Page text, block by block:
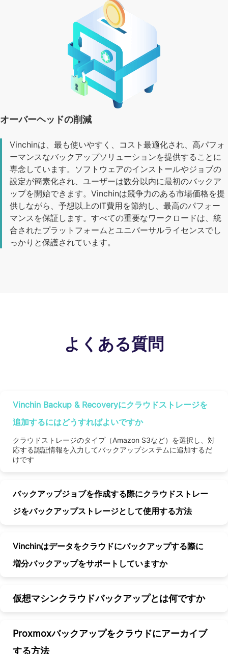
オーバーヘッドの削減
Vinchinは、最も使いやすく、コスト最適化され、高パフォ
ーマンスなバックアップソリューションを提供することに
専念しています。ソフトウェアのインストールやジョブの
設定が簡素化され、ユーザーは数分以内に最初のバックア
ップを開始できます。Vinchinは競争力のある市場価格を提
供しながら、予想以上のIT費用を節約し、最高のパフォー
マンスを保証します。すべての重要なワークロードは、統
合されたプラットフォームとユニバーサルライセンスでし
っかりと保護されています。
よくある質問
Vinchin Backup & Recoveryにクラウドストレージを
追加するにはどうすればよいですか
クラウドストレージのタイプ（Amazon S3など）を選択し、対
応する認証情報を入力してバックアップシステムに追加するだ
けです
バックアップジョブを作成する際にクラウドストレー
ジをバックアップストレージとして使用する方法
Vinchinはデータをクラウドにバックアップする際に
増分バックアップをサポートしていますか
仮想マシンクラウドバックアップとは何ですか
Proxmoxバックアップをクラウドにアーカイブ
する方法